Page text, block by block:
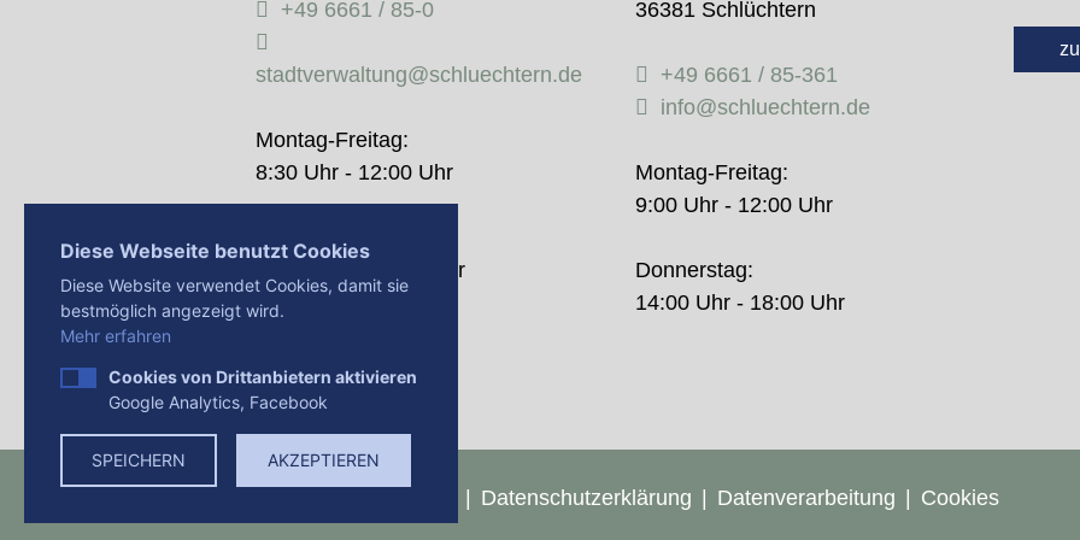
+49 6661 / 85-0
stadtverwaltung@schluechtern.de
Montag-Freitag:
8:30 Uhr - 12:00 Uhr
Donnerstag:
14:00 Uhr - 18:00 Uhr
36381 Schlüchtern
+49 6661 / 85-361
info@schluechtern.de
Montag-Freitag:
9:00 Uhr - 12:00 Uhr
Donnerstag:
14:00 Uhr - 18:00 Uhr
Datenschutzerklärung Datenverarbeitung Cookies
Diese Webseite benutzt Cookies
Diese Website verwendet Cookies, damit sie
bestmöglich angezeigt wird.
Mehr erfahren
Cookies von Drittanbietern aktivieren
Google Analytics, Facebook
SPEICHERN AKZEPTIEREN